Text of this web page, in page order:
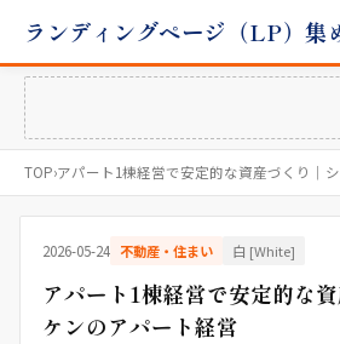
ランディングページ（LP）集
TOP›アパート1棟経営で安定的な資産づくり｜
2026-05-24 不動産・住まい 白 [White]
アパート1棟経営で安定的な
ケンのアパート経営